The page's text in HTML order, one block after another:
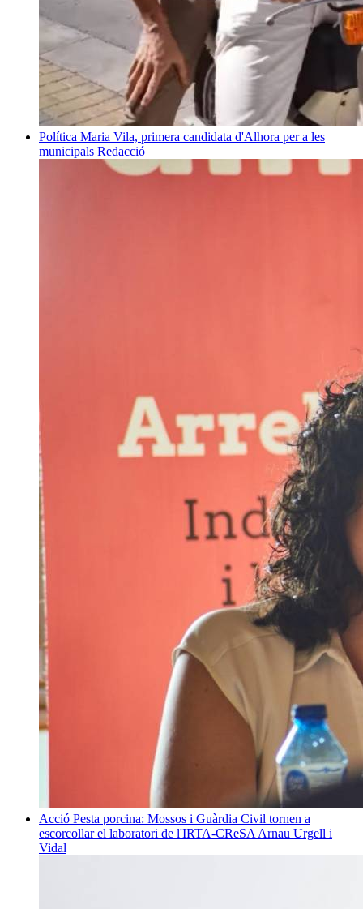
Política Maria Vila, primera candidata d'Alhora per a les
municipals Redacció
Acció Pesta porcina: Mossos i Guàrdia Civil tornen a
escorcollar el laboratori de l'IRTA-CReSA Arnau Urgell i
Vidal